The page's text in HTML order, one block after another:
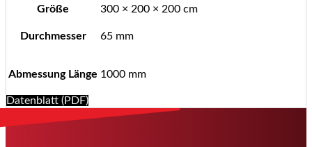
Größe
300 × 200 × 200 cm
Durchmesser 65 mm
Abmessung Länge 1000 mm
Datenblatt (PDF)